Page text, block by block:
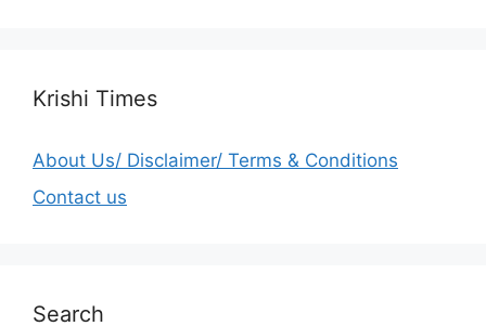
Krishi Times
About Us/ Disclaimer/ Terms & Conditions
Contact us
Search